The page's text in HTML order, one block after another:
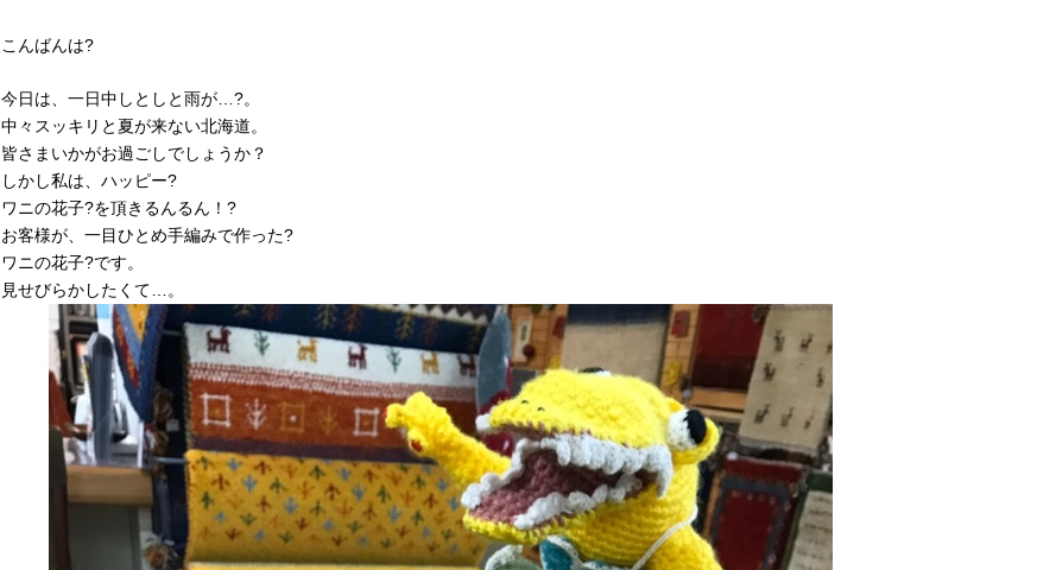
こんばんは?
今日は、一日中しとしと雨が…?。
中々スッキリと夏が来ない北海道。
皆さまいかがお過ごしでしょうか？
しかし私は、ハッピー?
ワニの花子?を頂きるんるん！?
お客様が、一目ひとめ手編みで作った?
ワニの花子?です。
見せびらかしたくて…。